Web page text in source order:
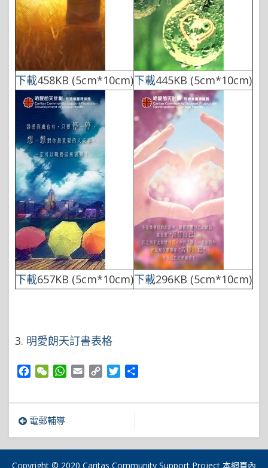
下載458KB (5cm*10cm)下載445KB (5cm*10cm)
下載657KB (5cm*10cm)下載296KB (5cm*10cm)
3. 明愛朗天訂書表格
Facebook
WeChatWhatsApp
Email Copy
Twitter
文
章
電郵輔導
Copyright © 2020 Caritas Community Support Project 本網頁內